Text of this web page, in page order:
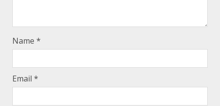
Name *
Email *